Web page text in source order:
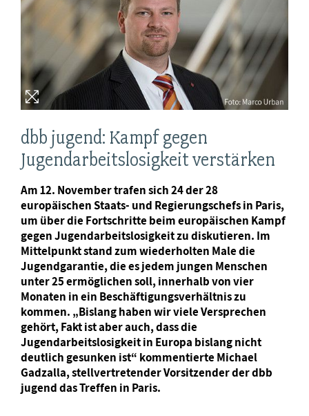
dbb jugend: Kampf gegen
Jugendarbeitslosigkeit verstärken
Am 12. November trafen sich 24 der 28
europäischen Staats- und Regierungschefs in Paris,
um über die Fortschritte beim europäischen Kampf
gegen Jugendarbeitslosigkeit zu diskutieren. Im
Mittelpunkt stand zum wiederholten Male die
Jugendgarantie, die es jedem jungen Menschen
unter 25 ermöglichen soll, innerhalb von vier
Monaten in ein Beschäftigungsverhältnis zu
kommen. „Bislang haben wir viele Versprechen
gehört, Fakt ist aber auch, dass die
Jugendarbeitslosigkeit in Europa bislang nicht
deutlich gesunken ist“ kommentierte Michael
Gadzalla, stellvertretender Vorsitzender der dbb
jugend das Treffen in Paris.